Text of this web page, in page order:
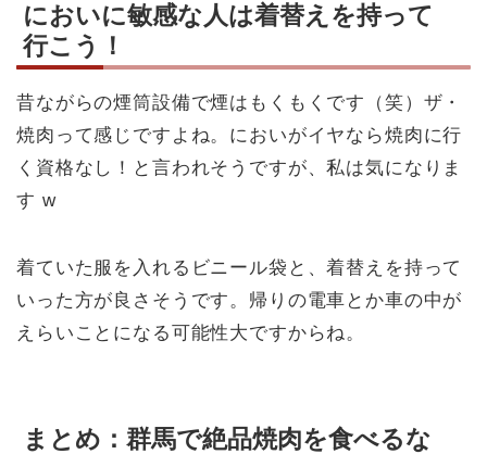
においに敏感な人は着替えを持って
行こう！
昔ながらの煙筒設備で煙はもくもくです（笑）ザ・
焼肉って感じですよね。においがイヤなら焼肉に行
く資格なし！と言われそうですが、私は気になりま
す w
着ていた服を入れるビニール袋と、着替えを持って
いった方が良さそうです。帰りの電車とか車の中が
えらいことになる可能性大ですからね。
まとめ：群馬で絶品焼肉を食べるな